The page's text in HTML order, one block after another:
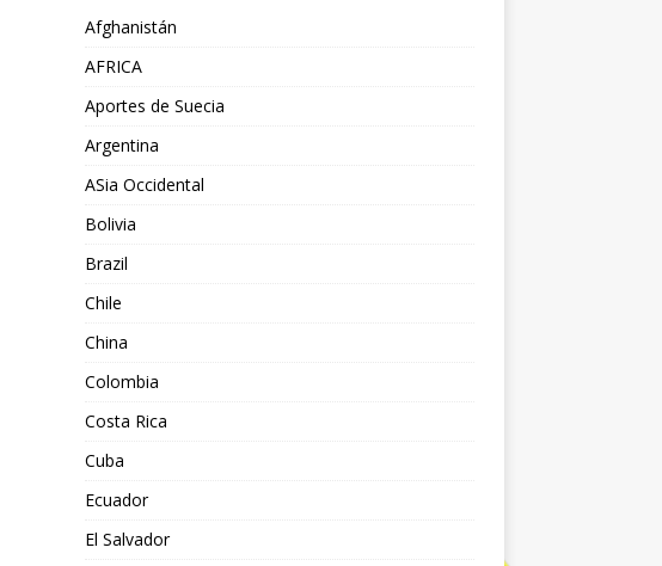
Afghanistán
AFRICA
Aportes de Suecia
Argentina
ASia Occidental
Bolivia
Brazil
Chile
China
Colombia
Costa Rica
Cuba
Ecuador
El Salvador